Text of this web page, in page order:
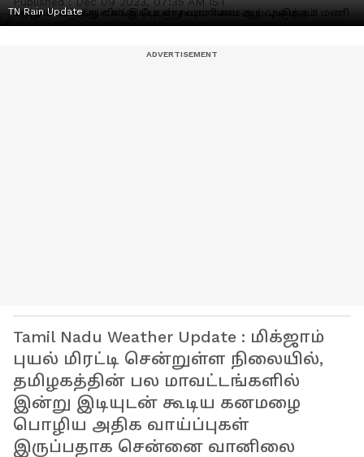
TN Rain Update
Tamil Nadu Weather Update : மிக்ஜாம்
புயல் மிரட்டி சென்றுள்ள நிலையில்,
தமிழகத்தின் பல மாவட்டங்களில்
இன்று இடியுடன் கூடிய கனமழை
பொழிய அதிக வாய்ப்புகள்
இருப்பதாக சென்னை வானிலை